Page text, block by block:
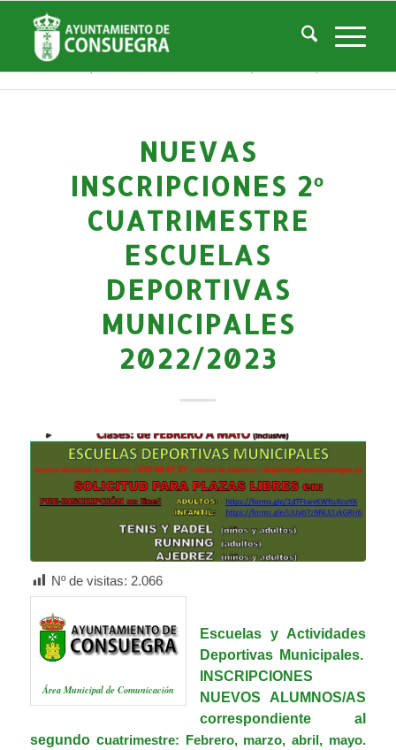
Noticias
Usted está aquí: Inicio / Noticias Deportes
Actividades deportivas /
NUEVAS
INSCRIPCIONES 2º
CUATRIMESTRE
ESCUELAS
DEPORTIVAS
MUNICIPALES
2022/2023
Nº de visitas: 2.066
Área Municipal de Comunicación
Escuelas yActividades
Deportivas Municipales.
INSCRIPCIONES
NUEVOS ALUMNOS/AS
correspondiente al
segundo cuatrimestre: Febrero, marzo, abril, mayo.